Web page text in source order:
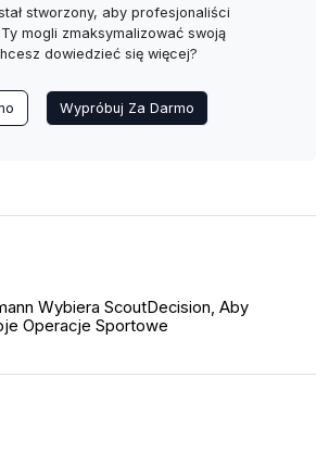
stworzony, aby profesjonaliści
mogli zmaksymalizować swoją
dowiedzieć się więcej?
Wypróbuj Za Darmo
Wybiera ScoutDecision, Aby
Operacje Sportowe